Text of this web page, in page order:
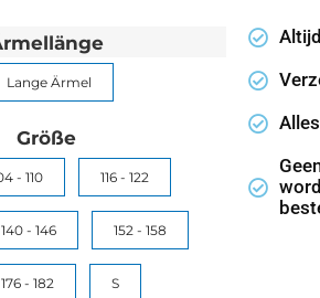
Lange Ärmel
Größe
- 110 116 - 122
140 - 146 152 - 158
176 - 182 S